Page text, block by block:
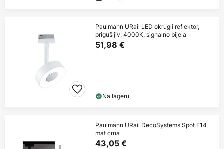
Paulmann URail LED okrugli reflektor,
prigušljiv, 4000K, signalno bijela
51,98 €
Na lageru
Paulmann URail DecoSystems Spot E14
mat crna
43,05 €